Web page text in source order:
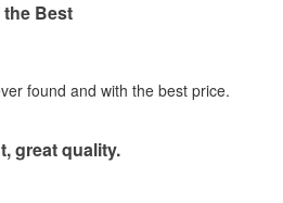
Best
found and with the best price.
great quality.